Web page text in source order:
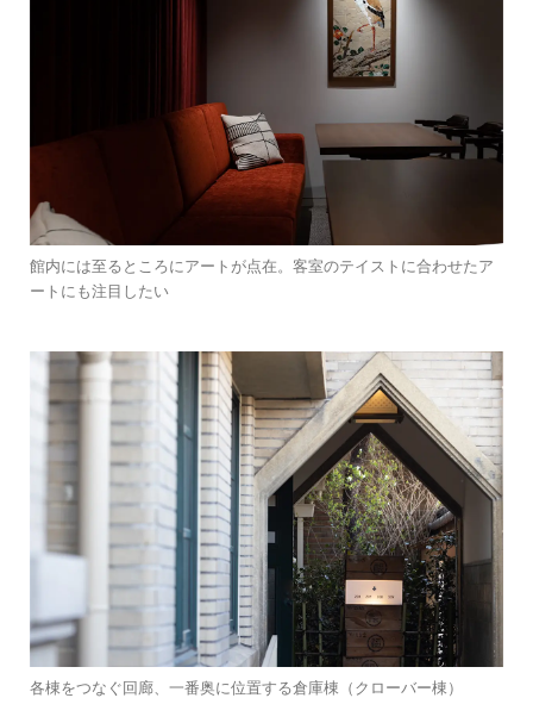
館内には至るところにアートが点在。客室のテイストに合わせたア
ートにも注目したい
各棟をつなぐ回廊、一番奥に位置する倉庫棟（クローバー棟）